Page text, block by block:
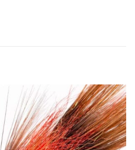
Add to
wishlist